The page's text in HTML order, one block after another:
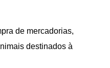
de mercadorias,
destinados à